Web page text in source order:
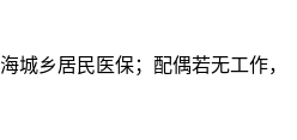
城乡居民医保；配偶若无工作，